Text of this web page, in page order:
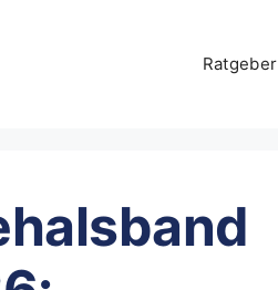
Ratgeber